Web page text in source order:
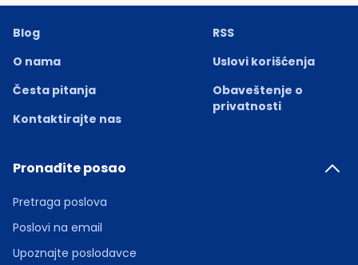
Blog
O nama
Česta pitanja
Kontaktirajte nas
RSS
Uslovi korišćenja
Obaveštenje o
privatnosti
Pronađite posao
Pretraga poslova
Poslovi na email
Upoznajte poslodavce